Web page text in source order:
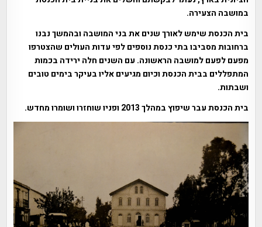
במושבה הצעירה.
בית הכנסת שימש לאורך שנים את בני המושבה ובהמשך נבנו
ברחובות מסביבו בתי כנסת נוספים לפי עדות העולים שהצטרפו
מפעם לפעם למושבה הראשונה. עם השנים חלה ירידה בכמות
המתפללים בבית הכנסת וכיום מגיעים אליו בעיקר בימים טובים
ושבתות.
בית הכנסת עבר שיפוץ במהלך 2013 ופניו שוחזרו ושומרו מחדש.